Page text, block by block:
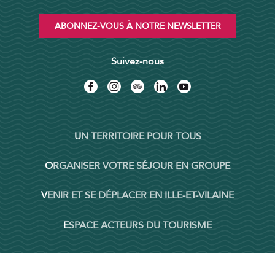
ABONNEZ-VOUS À NOTRE NEWSLETTER
Suivez-nous
UN TERRITOIRE POUR TOUS
ORGANISER VOTRE SÉJOUR EN GROUPE
VENIR ET SE DÉPLACER EN ILLE-ET-VILAINE
ESPACE ACTEURS DU TOURISME